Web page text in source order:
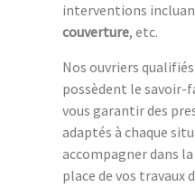
interventions
couverture, etc.
Nos ouvriers
possèdent le savoir-
vous garantir des
adaptés à chaque
accompagner dans
place de vos travaux